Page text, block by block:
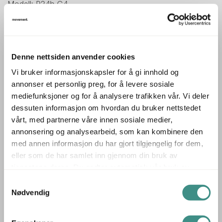
Denne nettsiden anvender cookies
Vi bruker informasjonskapsler for å gi innhold og
annonser et personlig preg, for å levere sosiale
mediefunksjoner og for å analysere trafikken vår. Vi deler
dessuten informasjon om hvordan du bruker nettstedet
vårt, med partnerne våre innen sosiale medier,
annonsering og analysearbeid, som kan kombinere den
med annen informasjon du har gjort tilgjengelig for dem,
eller som de har samlet inn gjennom din bruk av
Nødvendig
Modell: P24h G4
Skjermstørrelse i tommer: 24toms
Kontrast-ratio: 1000:1
Responstid i ms: 5ms
Tilkoplinger: VGA/HDMI/,DisplayPort
Vipp/tilt / rotasjon på foten.
Prisen er pr skjerm.
Tilleggsinfo